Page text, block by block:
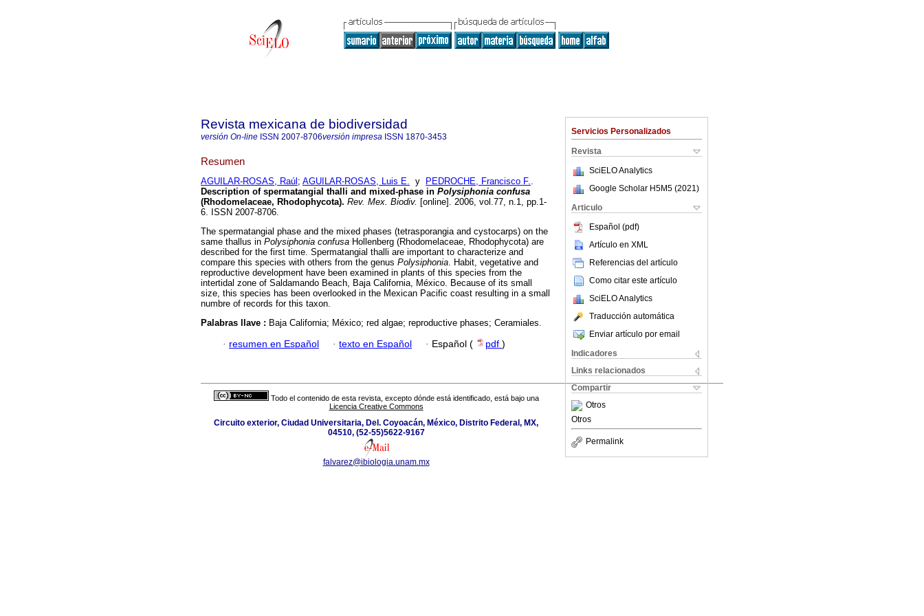
Servicios Personalizados
Revista
SciELO Analytics
Google Scholar H5M5 (2021 )
Articulo
Español (pdf)
Artículo en XML
Referencias del artículo
Como citar este artículo
SciELO Analytics
Traducción automática
Enviar artículo por email
Indicadores
Links relacionados
Compartir
Otros
Otros
Permalink
Revista mexicana de biodiversidad
versión On-line ISSN 2007-8706versión impresa ISSN 1870-3453
Resumen
AGUILAR-ROSAS, Raúl ; AGUILAR-ROSAS, Luis E. y PEDROCHE, Francisco F..
Description of spermatangial thalli and mixed-phase in Polysiphonia confusa
(Rhodomelaceae, Rhodophycota). Rev. Mex. Biodiv. [online]. 2006, vol.77, n.1, pp.1-
6. ISSN 2007-8706.
The spermatangial phase and the mixed phases (tetrasporangia and cystocarps) on the
same thallus in Polysiphonia confusa Hollenberg (Rhodomelaceae, Rhodophycota) are
described for the first time. Spermatangial thalli are important to characterize and
compare this species with others from the genus Polysiphonia. Habit, vegetative and
reproductive development have been examined in plants of this species from the
intertidal zone of Saldamando Beach, Baja California, México. Because of its small
size, this species has been overlooked in the Mexican Pacific coast resulting in a small
numbre of records for this taxon.
Palabras llave : Baja California; México; red algae; reproductive phases; Ceramiales.
· resumen en Español · texto en Español · Español ( pdf )
Todo el contenido de esta revista, excepto dónde está identificado, está bajo una
Licencia Creative Commons
Circuito exterior, Ciudad Universitaria, Del. Coyoacán, México, Distrito Federal, MX,
04510, (52-55)5622-9167
falvarez@ibiologia.unam.mx